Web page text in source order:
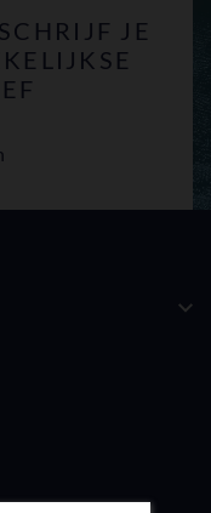
JE